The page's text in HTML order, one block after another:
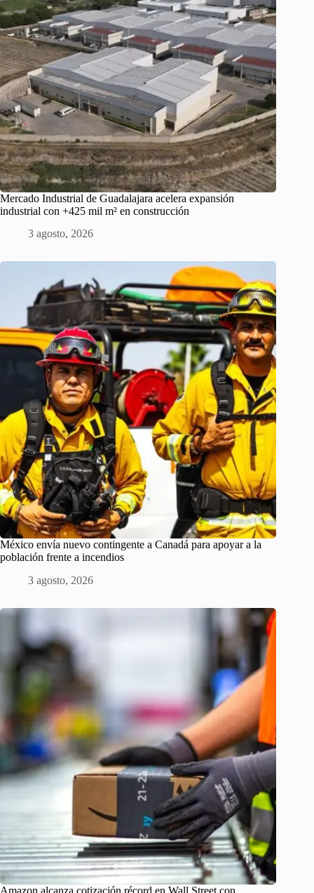
Mercado Industrial de Guadalajara acelera expansión
industrial con +425 mil m² en construcción
3 agosto, 2026
México envía nuevo contingente a Canadá para apoyar a la
población frente a incendios
3 agosto, 2026
Amazon alcanza cotización récord en Wall Street con